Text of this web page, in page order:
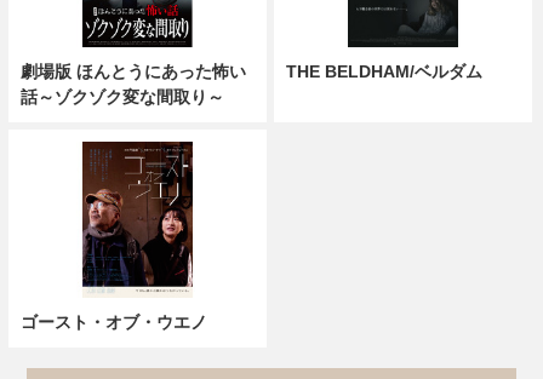
劇場版 ほんとうにあった怖い
話～ゾクゾク変な間取り～
THE BELDHAM/ベルダム
ゴースト・オブ・ウエノ